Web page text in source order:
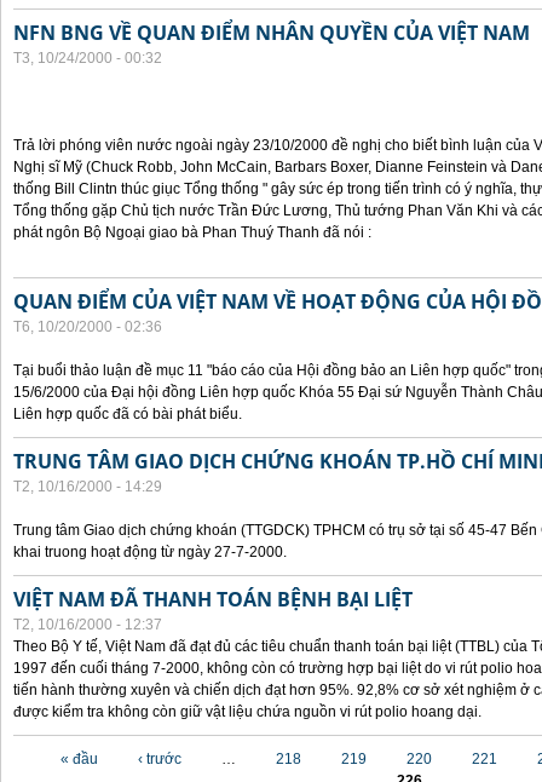
NFN BNG VỀ QUAN ĐIỂM NHÂN QUYỀN CỦA VIỆT NAM
T3, 10/24/2000 - 00:32
Trả lời phóng viên nước ngoài ngày 23/10/2000 đề nghị cho biết bình luận của
Nghị sĩ Mỹ (Chuck Robb, John McCain, Barbars Boxer, Dianne Feinstein và
thống Bill Clintn thúc giục Tổng thống " gây sức ép trong tiến trình có ý nghĩa,
Tổng thống gặp Chủ tịch nước Trần Đức Lương, Thủ tướng Phan Văn Khi và
phát ngôn Bộ Ngoại giao bà Phan Thuý Thanh đã nói :
QUAN ĐIỂM CỦA VIỆT NAM VỀ HOẠT ĐỘNG CỦA HỘI
T6, 10/20/2000 - 02:36
Tại buổi thảo luận đề mục 11 "báo cáo của Hội đồng bảo an Liên hợp quốc"
15/6/2000 của Đại hội đồng Liên hợp quốc Khóa 55 Đại sứ Nguyễn Thành
Liên hợp quốc đã có bài phát biểu.
TRUNG TÂM GIAO DỊCH CHỨNG KHOÁN TP.HỒ CHÍ
T2, 10/16/2000 - 14:29
Trung tâm Giao dịch chứng khoán (TTGDCK) TPHCM có trụ sở tại số 45-47
khai truong hoạt động từ ngày 27-7-2000.
VIỆT NAM ĐÃ THANH TOÁN BỆNH BẠI LIỆT
T2, 10/16/2000 - 12:37
Theo Bộ Y tế, Việt Nam đã đạt đủ các tiêu chuẩn thanh toán bại liệt (TTBL) của
1997 đến cuối tháng 7-2000, không còn có trường hợp bại liệt do vi rút polio
tiến hành thường xuyên và chiến dịch đạt hơn 95%. 92,8% cơ sở xét nghiệm ở
được kiểm tra không còn giữ vật liệu chứa nguồn vi rút polio hoang dại.
« đầu ‹ trước … 218 219 220 221